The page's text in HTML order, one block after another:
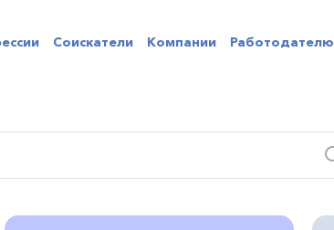
Соискатели Компании Работодателю